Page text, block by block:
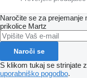
Naročite se za prejemanje
prikolice Martz
Naroči se
S klikom tukaj se strinjate
uporabniško pogodbo.